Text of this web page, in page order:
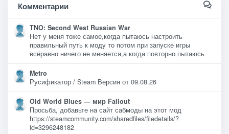
Комментарии
TNO: Second West Russian War
Нет у меня тоже самое,когда пытаюсь настроить
правильный путь к моду то потом при запуске игры
всёравно ничего не меняется,а когда повторно пытаюсь
Metro
Русификатор / Steam Версия от 09.08.26
Old World Blues — мир Fallout
Просьба, добавьте на сайт сабмоды на этот мод
https://steamcommunity.com/sharedfiles/filedetails/?
id=3296248182